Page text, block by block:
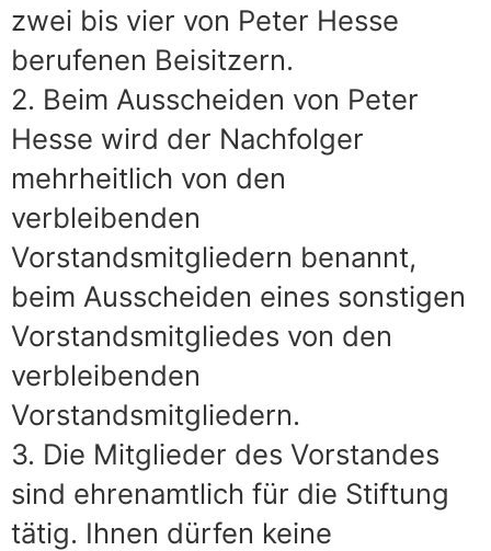
zwei bis vier von Peter Hesse
berufenen Beisitzern.
2. Beim Ausscheiden von Peter
Hesse wird der Nachfolger
mehrheitlich von den
verbleibenden
Vorstandsmitgliedern benannt,
beim Ausscheiden eines sonstigen
Vorstandsmitgliedes von den
verbleibenden
Vorstandsmitgliedern.
3. Die Mitglieder des Vorstandes
sind ehrenamtlich für die Stiftung
tätig. Ihnen dürfen keine